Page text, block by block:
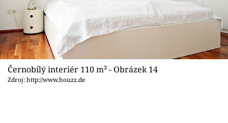
Černobílý interiér 110 m² - Obrázek 14
Zdroj: http://www.houzz.de